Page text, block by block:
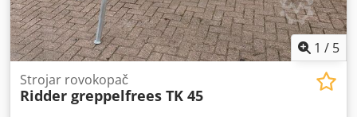
1 / 5
Strojar rovokopač
Ridder greppelfrees TK 45